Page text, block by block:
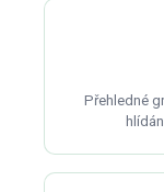
Přehledné